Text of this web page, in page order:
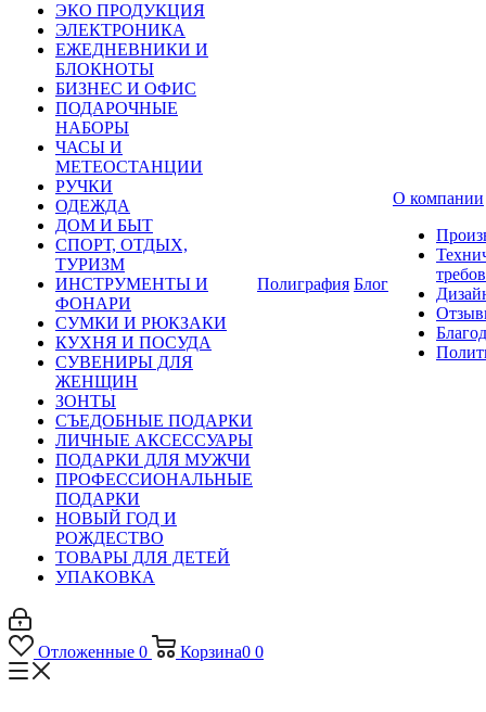
ЭКО ПРОДУКЦИЯ
ЭЛЕКТРОНИКА
ЕЖЕДНЕВНИКИ И
БЛОКНОТЫ
БИЗНЕС И ОФИС
ПОДАРОЧНЫЕ
НАБОРЫ
ЧАСЫ И
МЕТЕОСТАНЦИИ
РУЧКИ
ОДЕЖДА
ДОМ И БЫТ
СПОРТ, ОТДЫХ,
ТУРИЗМ
ИНСТРУМЕНТЫ И
ФОНАРИ
СУМКИ И РЮКЗАКИ
КУХНЯ И ПОСУДА
СУВЕНИРЫ ДЛЯ
ЖЕНЩИН
ЗОНТЫ
СЪЕДОБНЫЕ ПОДАРКИ
ЛИЧНЫЕ АКСЕССУАРЫ
ПОДАРКИ ДЛЯ МУЖЧИ
ПРОФЕССИОНАЛЬНЫЕ
ПОДАРКИ
НОВЫЙ ГОД И
РОЖДЕСТВО
ТОВАРЫ ДЛЯ ДЕТЕЙ
УПАКОВКА
Полиграфия Блог
О компании
Отложенные 0 Корзина0 0